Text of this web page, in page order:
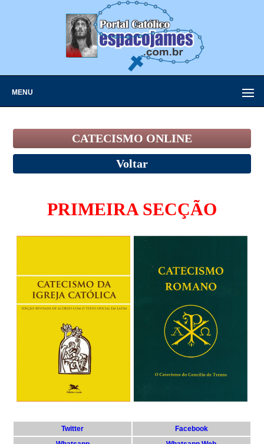
MENU
CATECISMO ONLINE
Voltar
PRIMEIRA SECÇÃO
Twitter
Facebook